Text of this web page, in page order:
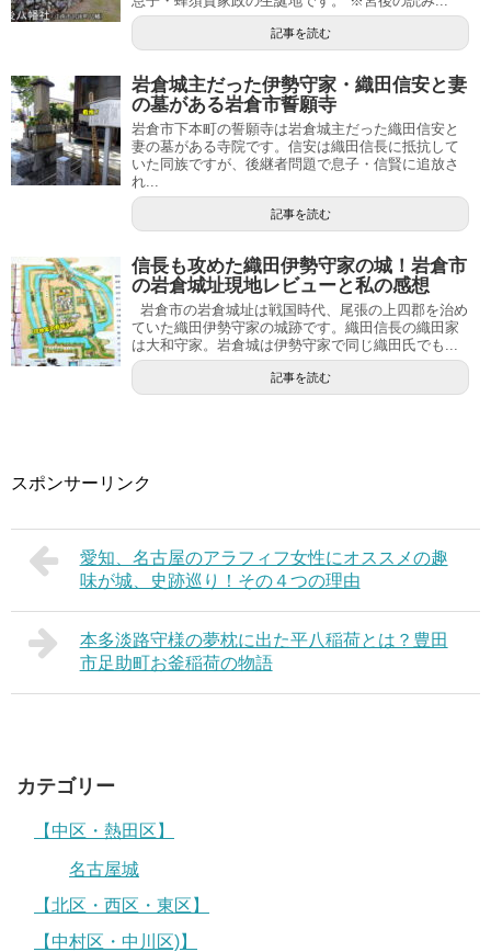
記事を読む
岩倉城主だった伊勢守家・織田信安と妻
の墓がある岩倉市誓願寺
岩倉市下本町の誓願寺は岩倉城主だった織田信安と
妻の墓がある寺院です。信安は織田信長に抵抗して
いた同族ですが、後継者問題で息子・信賢に追放さ
れ...
記事を読む
信長も攻めた織田伊勢守家の城！岩倉市
の岩倉城址現地レビューと私の感想
岩倉市の岩倉城址は戦国時代、尾張の上四郡を治め
ていた織田伊勢守家の城跡です。織田信長の織田家
は大和守家。岩倉城は伊勢守家で同じ織田氏でも...
記事を読む
スポンサーリンク
愛知、名古屋のアラフィフ女性にオススメの趣
味が城、史跡巡り！その４つの理由
本多淡路守様の夢枕に出た平八稲荷とは？豊田
市足助町お釜稲荷の物語
カテゴリー
【中区・熱田区】
名古屋城
【北区・西区・東区】
【中村区・中川区)】